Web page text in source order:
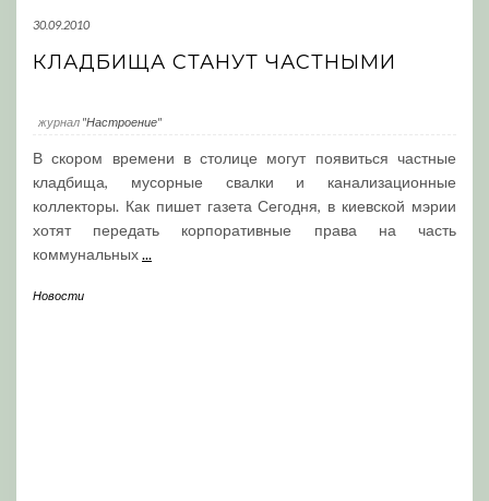
30.09.2010
КЛАДБИЩА СТАНУТ ЧАСТНЫМИ
журнал "Настроение"
В скором времени в столице могут появиться частные
кладбища, мусорные свалки и канализационные
коллекторы. Как пишет газета Сегодня, в киевской мэрии
хотят передать корпоративные права на часть
коммунальных...
Новости